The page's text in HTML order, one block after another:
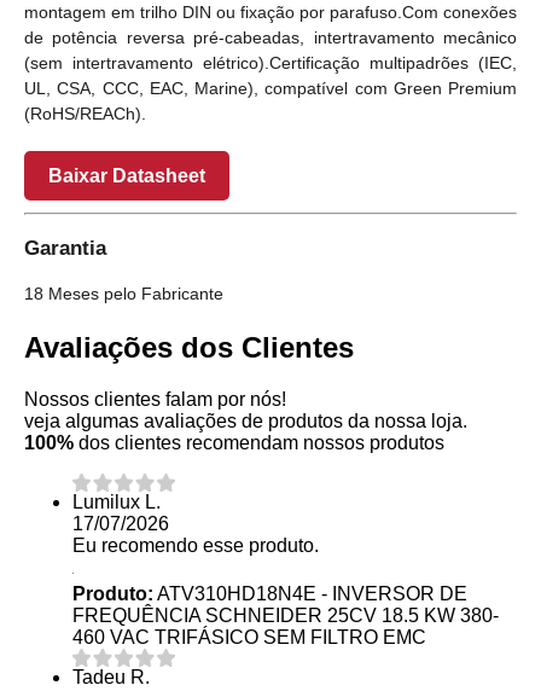
montagem em trilho DIN ou fixação por parafuso.Com conexões
de potência reversa pré-cabeadas, intertravamento mecânico
(sem intertravamento elétrico).Certificação multipadrões (IEC,
UL, CSA, CCC, EAC, Marine), compatível com Green Premium
(RoHS/REACh).
Baixar Datasheet
Garantia
18 Meses pelo Fabricante
Avaliações dos Clientes
Nossos clientes falam por nós!
veja algumas avaliações de produtos da nossa loja.
100% dos clientes recomendam nossos produtos
Lumilux L.
17/07/2026
Eu recomendo esse produto.
Produto: ATV310HD18N4E - INVERSOR DE
FREQUÊNCIA SCHNEIDER 25CV 18.5 KW 380-
460 VAC TRIFÁSICO SEM FILTRO EMC
Tadeu R.